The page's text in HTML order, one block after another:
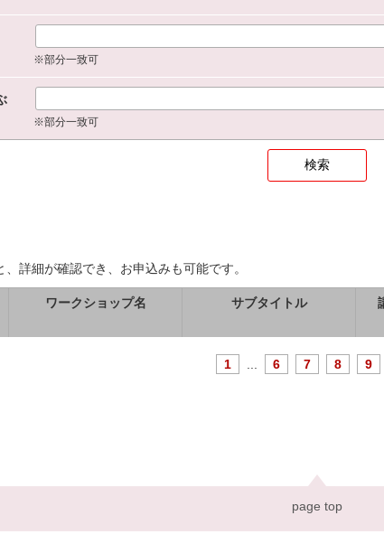
※部分一致可
※部分一致可
詳細が確認でき、お申込みも可能です。
ワークショップ名 サブタイトル
1 6 7 8 9
page top